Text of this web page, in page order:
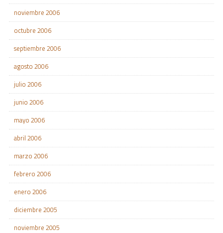
noviembre 2006
octubre 2006
septiembre 2006
agosto 2006
julio 2006
junio 2006
mayo 2006
abril 2006
marzo 2006
febrero 2006
enero 2006
diciembre 2005
noviembre 2005